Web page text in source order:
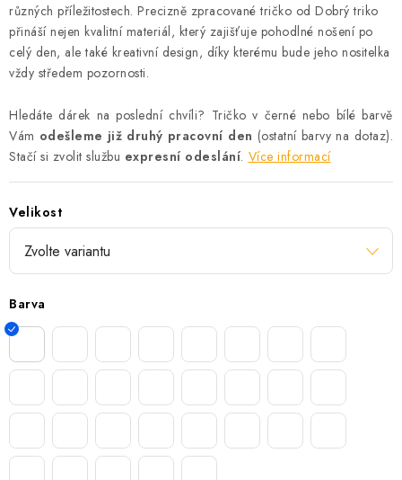
různých příležitostech. Precizně zpracované tričko od Dobrý triko
přináší nejen kvalitní materiál, který zajišťuje pohodlné nošení po
celý den, ale také kreativní design, díky kterému bude jeho nositelka
vždy středem pozornosti.
Hledáte dárek na poslední chvíli? Tričko v černé nebo bílé barvě
Vám odešleme již druhý pracovní den (ostatní barvy na dotaz).
Stačí si zvolit službu expresní odeslání. Více informací
Velikost
Barva